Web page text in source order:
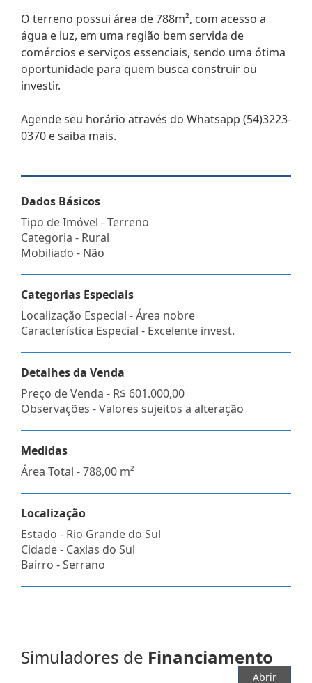
O terreno possui área de 788m², com acesso a
água e luz, em uma região bem servida de
comércios e serviços essenciais, sendo uma ótima
oportunidade para quem busca construir ou
investir.
Agende seu horário através do Whatsapp (54)3223-
0370 e saiba mais.
Dados Básicos
Tipo de Imóvel - Terreno
Categoria - Rural
Mobiliado - Não
Categorias Especiais
Localização Especial - Área nobre
Característica Especial - Excelente invest.
Detalhes da Venda
Preço de Venda - R$ 601.000,00
Observações - Valores sujeitos a alteração
Medidas
Área Total - 788,00 m²
Localização
Estado - Rio Grande do Sul
Cidade - Caxias do Sul
Bairro -Serrano
Simuladores de Financiamento
Abrir